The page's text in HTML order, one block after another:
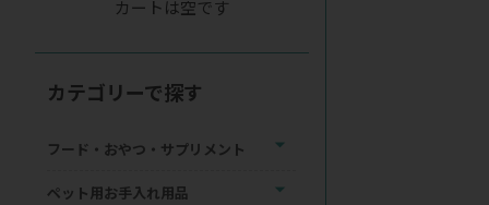
カートは空です
カテゴリーで探す
フード・おやつ・サプリメント
ペット用お手入れ用品